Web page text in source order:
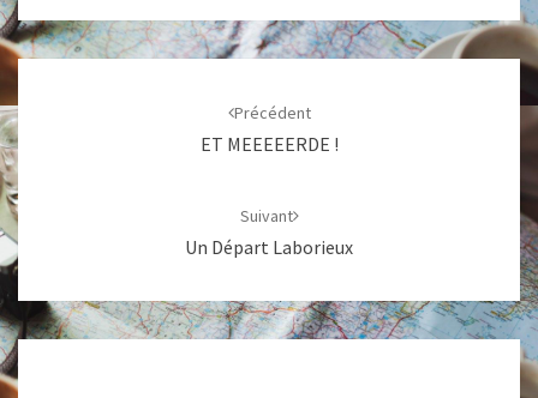
Navigation
d'article
Précédent
ET MEEEEERDE !
Suivant
Un Départ Laborieux